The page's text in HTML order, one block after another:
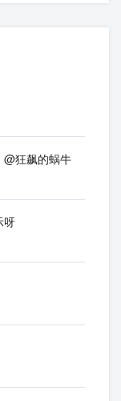
狂飙的蜗牛
示呀